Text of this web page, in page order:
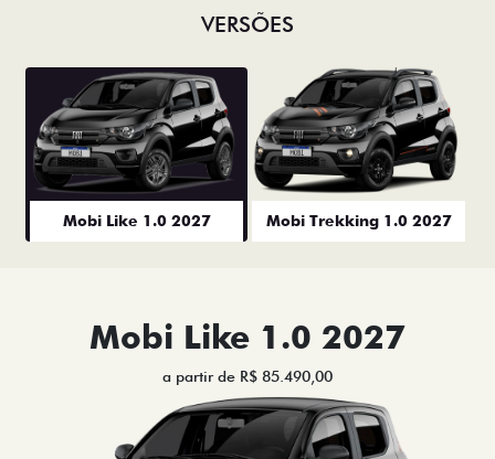
VERSÕES
Mobi Like 1.0 2027 Mobi Trekking 1.0 2027
Mobi Like 1.0 2027
a partir de R$ 85.490,00